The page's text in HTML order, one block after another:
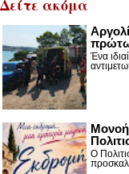
Δείτε ακόμα
Ένα
Ο